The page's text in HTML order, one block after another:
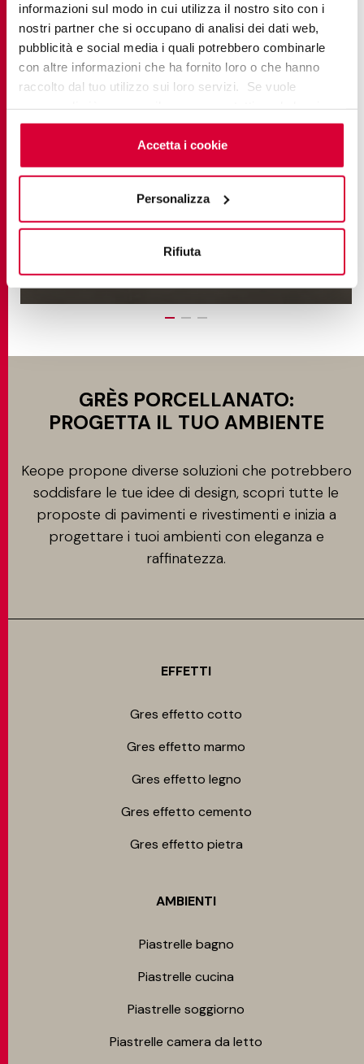
informazioni sul modo in cui utilizza il nostro sito con i
nostri partner che si occupano di analisi dei dati web,
pubblicità e social media i quali potrebbero combinarle
con altre informazioni che ha fornito loro o che hanno
raccolto dal tuo utilizzo sui loro servizi. Se vuole
cookieclicchi qui. Il consenso può essere espresso
cliccando sul tasto “Accetta i cookie”. Se non vuole i
cookie di profilazione può negare il consenso sul tasto
Accetta i cookie
Personalizza
Rifiuta
GEO
The Soft Touch of Ceramics
GRÈS PORCELLANATO:
PROGETTA IL TUO AMBIENTE
Keope propone diverse soluzioni che potrebbero
soddisfare le tue idee di design, scopri tutte le
proposte di pavimenti e rivestimenti e inizia a
progettare i tuoi ambienti con eleganza e
raffinatezza.
EFFETTI
Gres effetto cotto
Gres effetto marmo
Gres effetto legno
Gres effetto cemento
Gres effetto pietra
AMBIENTI
Piastrelle bagno
Piastrelle cucina
Piastrelle soggiorno
Piastrelle camera da letto